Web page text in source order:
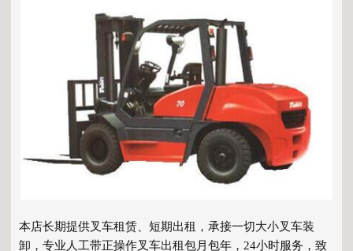
本店长期提供叉车租赁、短期出租，承接一切大小叉车装
卸，专业人工带正操作叉车出租包月包年，24小时服务，致